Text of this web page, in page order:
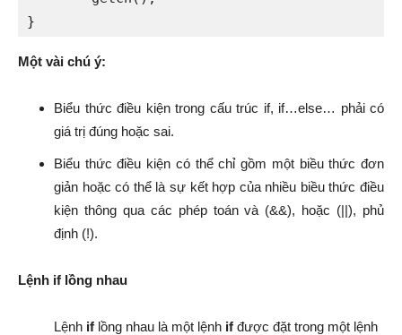
}
Một vài chú ý:
Biểu thức điều kiện trong cấu trúc if, if…else… phải có
giá trị đúng hoặc sai.
Biểu thức điều kiện có thể chỉ gồm một biều thức đơn
giản hoặc có thể là sự kết hợp của nhiều biều thức điều
kiện thông qua các phép toán và (&&), hoặc (||), phủ
định (!).
Lệnh if lồng nhau
Lệnh if lồng nhau là một lệnh if được đặt trong một lệnh